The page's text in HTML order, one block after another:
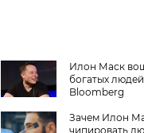
Илон Маск
богатых
Bloomberg
Зачем Илон
чипировать